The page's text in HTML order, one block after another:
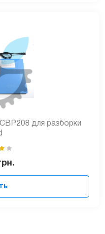
для разборки